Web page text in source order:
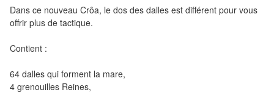
Collectionner
(TCG)
Les
Classiques
Dans ce nouveau Crôa, le dos des dalles est différent pour vous
offrir plus de tactique.
Contient :
64 dalles qui forment la mare,
4 grenouilles Reines,